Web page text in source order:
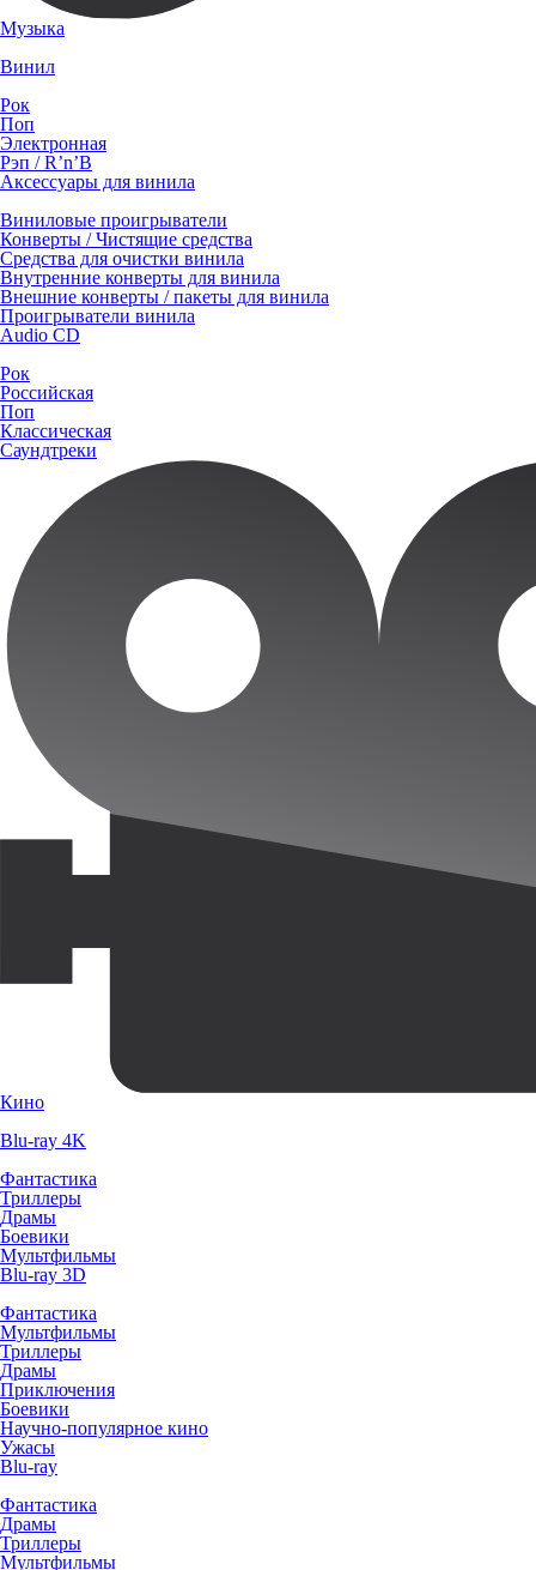
Музыка
Винил
Рок
Поп
Электронная
Рэп / R’n’B
Аксессуары для винила
Виниловые проигрыватели
Конверты / Чистящие средства
Средства для очистки винила
Внутренние конверты для винила
Внешние конверты / пакеты для винила
Проигрыватели винила
Audio CD
Рок
Российская
Поп
Классическая
Саундтреки
Кино
Blu-ray 4K
Фантастика
Триллеры
Драмы
Боевики
Мультфильмы
Blu-ray 3D
Фантастика
Мультфильмы
Триллеры
Драмы
Приключения
Боевики
Научно-популярное кино
Ужасы
Blu-ray
Фантастика
Драмы
Триллеры
Мультфильмы